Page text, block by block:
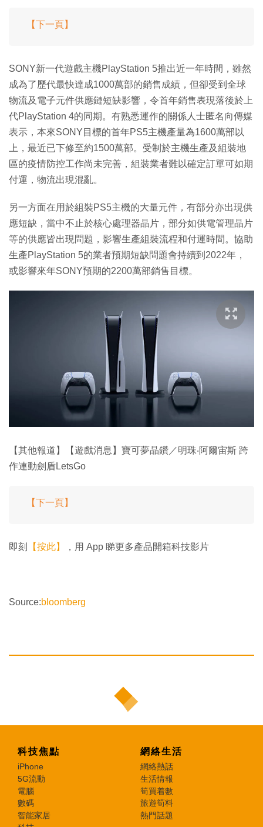
【下一頁】
SONY新一代遊戲主機PlayStation 5推出近一年時間，雖然
成為了歷代最快達成1000萬部的銷售成績，但卻受到全球
物流及電子元件供應鏈短缺影響，令首年銷售表現落後於上
代PlayStation 4的同期。有熟悉運作的關係人士匿名向傳媒
表示，本來SONY目標的首年PS5主機產量為1600萬部以
上，最近已下修至約1500萬部。受制於主機生產及組裝地
區的疫情防控工作尚未完善，組裝業者難以確定訂單可如期
付運，物流出現混亂。
另一方面在用於組裝PS5主機的大量元件，有部分亦出現供
應短缺，當中不止於核心處理器晶片，部分如供電管理晶片
等的供應皆出現問題，影響生產組裝流程和付運時間。協助
生產PlayStation 5的業者預期短缺問題會持續到2022年，
或影響來年SONY預期的2200萬部銷售目標。
【其他報道】【遊戲消息】寶可夢晶鑽／明珠‧阿爾宙斯 跨
作連動劍盾LetsGo
【下一頁】
即刻 【按此】 ，用 App 睇更多產品開箱科技影片
Source:bloomberg
科技焦點
iPhone
5G流動
電腦
數碼
智能家居
網絡生活
網絡熱話
生活情報
筍買着數
旅遊筍料
熱門話題